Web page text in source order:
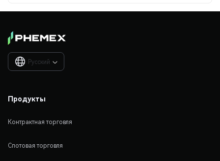
Русский 
Продукты
Контрактная торговля
Спотовая торговля